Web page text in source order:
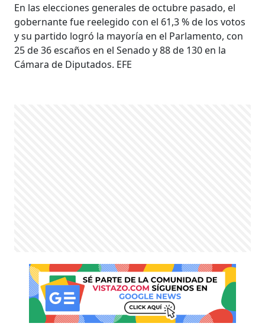
En las elecciones generales de octubre pasado, el
gobernante fue reelegido con el 61,3 % de los votos
y su partido logró la mayoría en el Parlamento, con
25 de 36 escaños en el Senado y 88 de 130 en la
Cámara de Diputados. EFE